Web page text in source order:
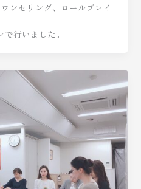
ンセリング、ロールプレイ
行いました。